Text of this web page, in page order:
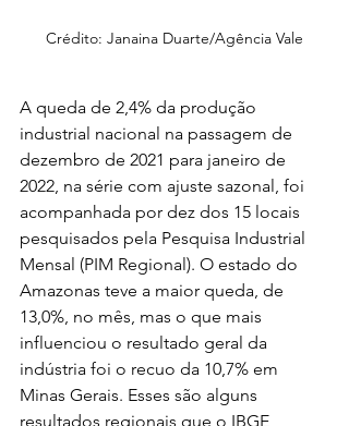
Crédito: Janaina Duarte/Agência Vale
A queda de 2,4% da produção
industrial nacional na passagem de
dezembro de 2021 para janeiro de
2022, na série com ajuste sazonal, foi
acompanhada por dez dos 15 locais
pesquisados pela Pesquisa Industrial
Mensal (PIM Regional). O estado do
Amazonas teve a maior queda, de
13,0%, no mês, mas o que mais
influenciou o resultado geral da
indústria foi o recuo da 10,7% em
Minas Gerais. Esses são alguns
resultados regionais que o IBGE